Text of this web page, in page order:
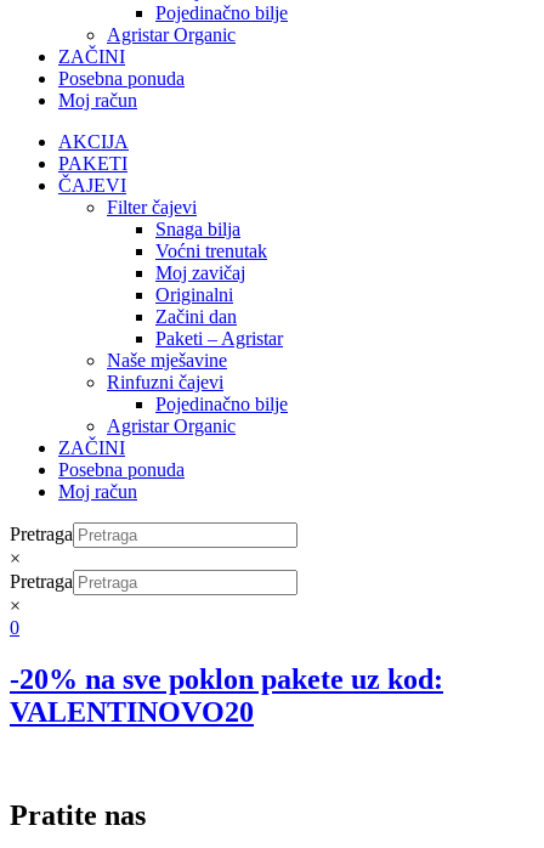
Pojedinačno bilje
Agristar Organic
ZAČINI
Posebna ponuda
Moj račun
AKCIJA
PAKETI
ČAJEVI
Filter čajevi
Snaga bilja
Voćni trenutak
Moj zavičaj
Originalni
Začini dan
Paketi – Agristar
Naše mješavine
Rinfuzni čajevi
Pojedinačno bilje
Agristar Organic
ZAČINI
Posebna ponuda
Moj račun
Pretraga
×
Pretraga
×
0
-20% na sve poklon pakete uz kod:
VALENTINOVO20
Pratite nas